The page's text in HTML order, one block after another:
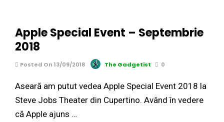
Apple Special Event – Septembrie
2018
Posted On 13/09/2018 The Gadgetist 0
Aseară am putut vedea Apple Special Event 2018 la
Steve Jobs Theater din Cupertino. Având în vedere
că Apple ajuns …